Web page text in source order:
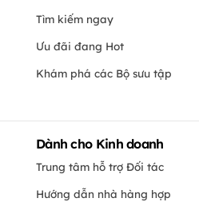
Tìm kiếm ngay
Ưu đãi đang Hot
Khám phá các Bộ sưu tập
Dành cho Kinh doanh
Trung tâm hỗ trợ Đối tác
Hướng dẫn nhà hàng hợp